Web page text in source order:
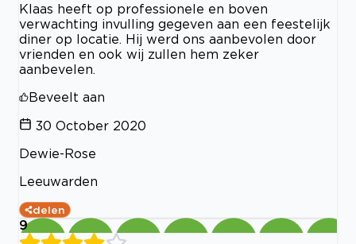
Klaas heeft op professionele en boven
verwachting invulling gegeven aan een feestelijk
diner op locatie. Hij werd ons aanbevolen door
vrienden en ook wij zullen hem zeker
aanbevelen.
Beveelt aan
30 October 2020
Dewie-Rose
Leeuwarden
delen
9